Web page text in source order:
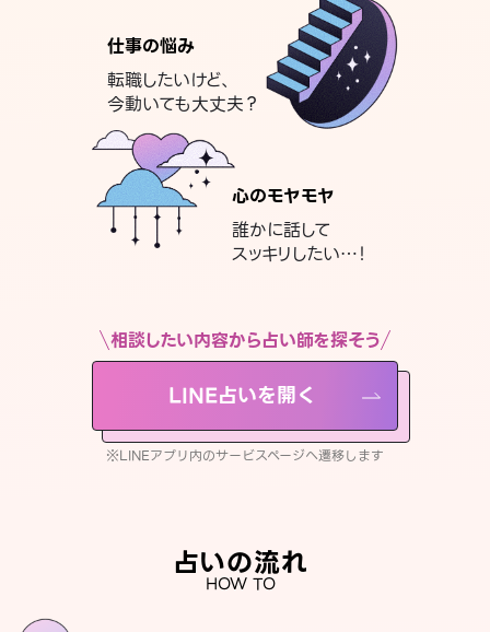
仕事の悩み
転職したいけど、
今動いても大丈夫？
心のモヤモヤ
誰かに話して
スッキリしたい…！
相談したい内容から占い師を探そう
LINE占いを開く
※LINEアプリ内のサービスページへ遷移します
占いの流れ
HOW TO